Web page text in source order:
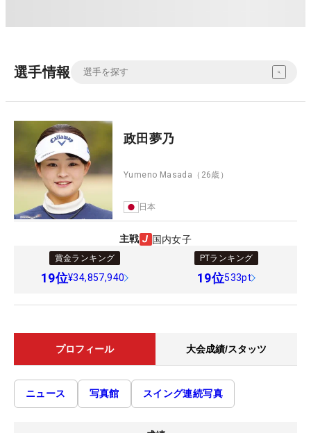
選手情報
政田夢乃
Yumeno Masada （26歳）
日本
主戦 国内女子
賞金ランキング
19位¥34,857,940
PTランキング
19位533pt
プロフィール 大会成績/スタッツ
ニュース 写真館 スイング連続写真